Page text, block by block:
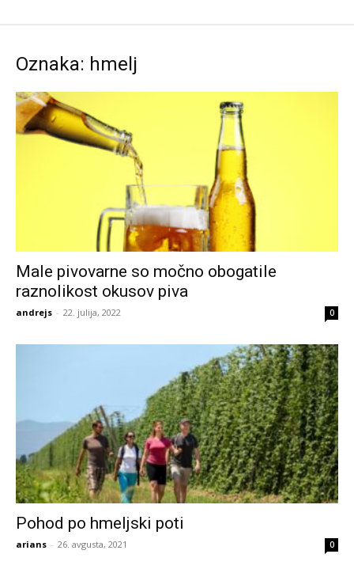
Oznaka: hmelj
Male pivovarne so močno obogatile
raznolikost okusov piva
andrejs - 22. julija, 2022 0
Pohod po hmeljski poti
arians - 26. avgusta, 2021 0